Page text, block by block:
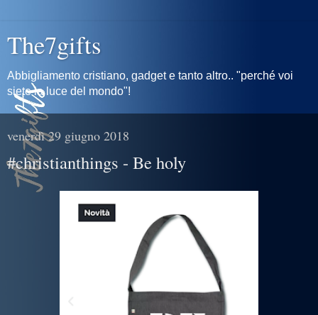
The7gifts
Abbigliamento cristiano, gadget e tanto altro.. "perché voi
siete la luce del mondo"!
venerdì 29 giugno 2018
#christianthings - Be holy